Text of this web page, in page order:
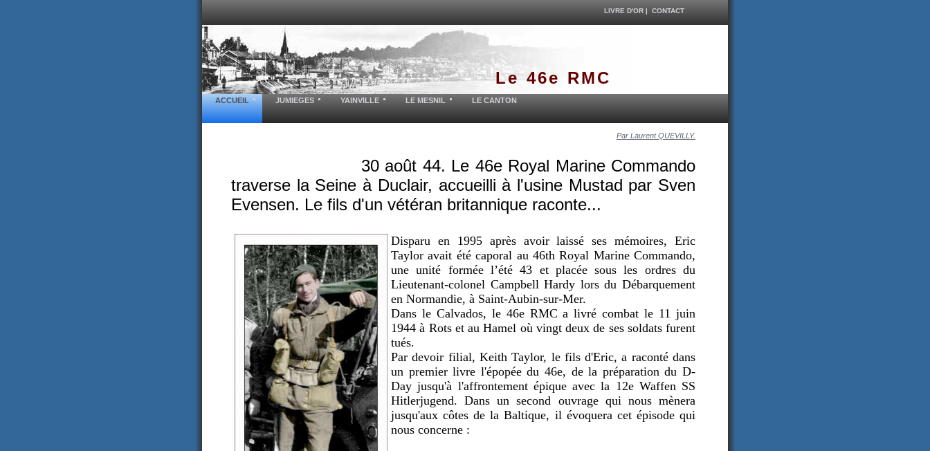
LIVRE D'OR | CONTACT
Le 46e RMC
ACCUEIL JUMIEGES YAINVILLE LE MESNIL LE CANTON
Par Laurent QUEVILLY.
30 août 44. Le 46e Royal Marine Commando
traverse la Seine à Duclair, accueilli à l'usine Mustad par Sven
Evensen. Le fils d'un vétéran britannique raconte...
Disparu en 1995 après avoir laissé ses mémoires, Eric
Taylor avait été caporal au 46th Royal Marine Commando,
une unité formée l’été 43 et placée sous les ordres du
Lieutenant-colonel Campbell Hardy lors du Débarquement
en Normandie, à Saint-Aubin-sur-Mer.
Dans le Calvados, le 46e RMC a livré combat le 11 juin
1944à Rots et au Hamel où vingt deux de ses soldats furent
tués.
Par devoir filial, Keith Taylor, le fils d'Eric, a raconté dans
un premier livre l'épopée du 46e, de la préparation du D-
Day jusqu'à l'affrontement épique avec la 12e Waffen SS
Hitlerjugend. Dans un second ouvrage qui nous mènera
jusqu'aux côtes de la Baltique, il évoquera cet épisode qui
nous concerne :